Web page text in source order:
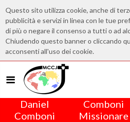
Questo sito utilizza cookie, anche di
pubblicità e servizi in linea con le tue
di più o negare il consenso a tutti o ad
Chiudendo questo banner o cliccando
acconsenti all'uso dei cookie.
Daniel
Comboni
Comboni
Missionare